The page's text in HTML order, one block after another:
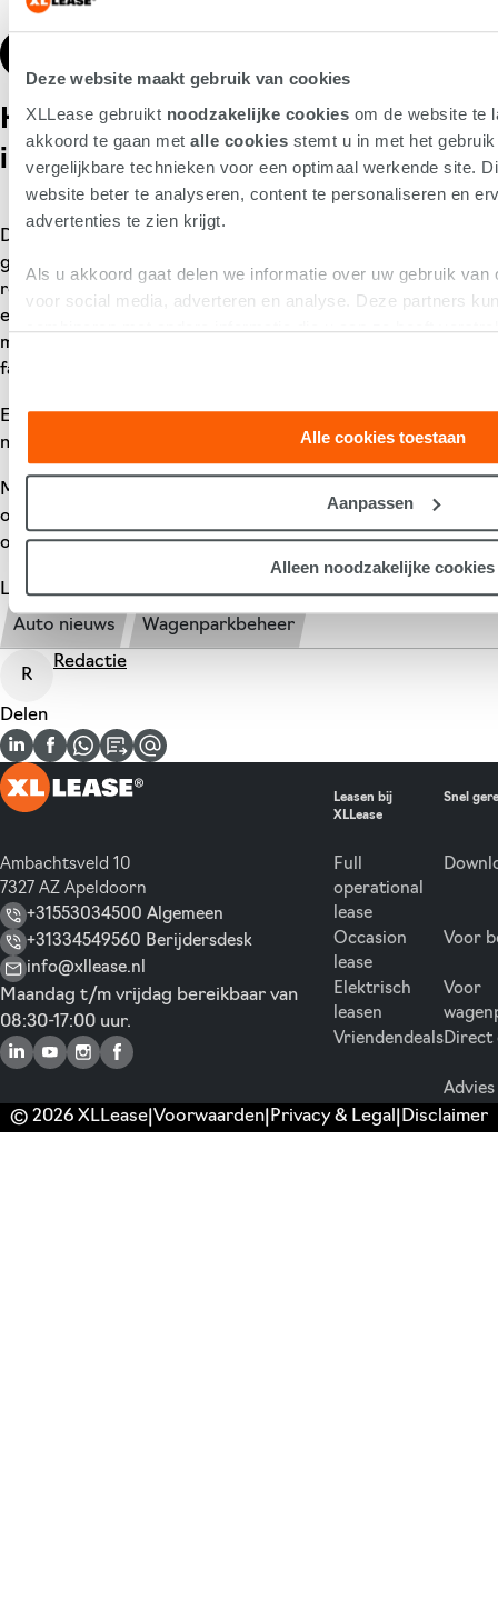
Deze website maakt gebruik van cookies
XLLease gebruikt noodzakelijke cookies om de website te
akkoord te gaan met alle cookies stemt u in met het
vergelijkbare technieken voor een optimaal werkende site.
website beter te analyseren, content te personaliseren en
advertenties te zien krijgt.
Als u akkoord gaat delen we informatie over uw gebruik
voor social media, adverteren en analyse. Deze partners
combineren met andere informatie die u aan ze heeft
Alle cookies toestaan
Aanpassen
Alleen noodzakelijke cookies
Het verleden, heden én de toekomst
in het jaar 2026
De Volkswagen Polo laat zien dat een compacte auto
groots kan zijn. Met 20 miljoen verkochte exemplaren, een
recent toegekende titel als beste auto van de laatste halve
eeuw en een stevige positie binnen zowel de Nederlandse
markt als de XLLease vloot, is de Polo een blijvende
favoriet.
En met de komst van de ID. Polo is het duidelijk: dit icoon is
nog lang niet klaar. De volgende halve eeuw kan beginnen.
Meer weten over de Volkswagen Polo of zijn elektrische
opvolger, de ID. Polo? Bekijk het model bij XLLease en
ontvang als eerste een offerte.
Lees meer over
Auto nieuws
Wagenparkbeheer
R
Redactie
Delen
Ambachtsveld 10
7327 AZ Apeldoorn
+31553034500 Algemeen
+31334549560 Berijdersdesk
info@xllease.nl
Maandag t/m vrijdag bereikbaar van
08:30-17:00 uur.
Leasen bij
XLLease
Full
operational
lease
Occasion
lease
Elektrisch
leasen
Vriendendeals
Snel
Voor
Voor
Direct
© 2026 XLLease Voorwaarden Privacy & Legal Disclaimer